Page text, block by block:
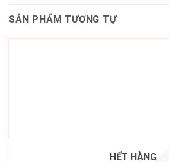
SẢN PHẨM TƯƠNG TỰ
HẾT HÀNG